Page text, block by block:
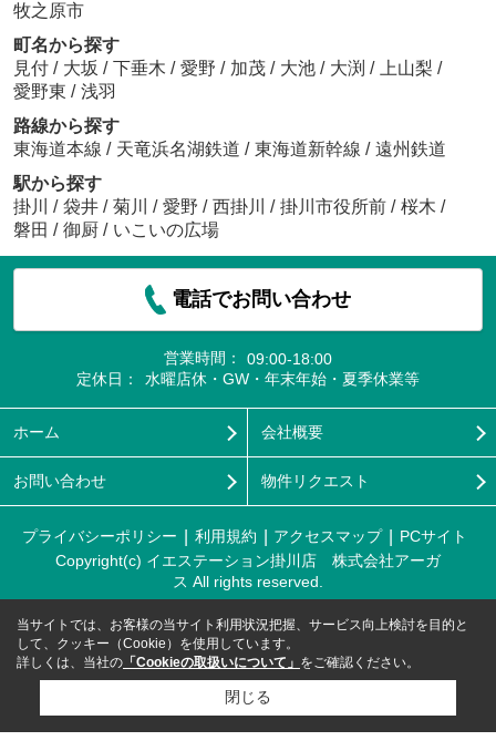
牧之原市
町名から探す
見付 / 大坂 / 下垂木 / 愛野 / 加茂 / 大池 / 大渕 / 上山梨 /
愛野東 / 浅羽
路線から探す
東海道本線 / 天竜浜名湖鉄道 / 東海道新幹線 / 遠州鉄道
駅から探す
掛川
/ 袋井 / 菊川 / 愛野 / 西掛川 / 掛川市役所前 / 桜木 /
磐田 / 御厨 / いこいの広場
電話でお問い合わせ
営業時間：
09:00-18:00
定休日：
水曜店休・GW・年末年始・夏季休業等
ホーム 会社概要
お問い合わせ 物件リクエスト
プライバシーポリシー 利用規約 アクセスマップ
PCサイト
Copyright(c) イエステーション掛川店 株式会社アーガ
ス All rights reserved.
当サイトでは、お客様の当サイト利用状況把握、サービス向上検討を目的と
して、クッキー（Cookie）を使用しています。
詳しくは、当社の 「Cookieの取扱いについて」 をご確認ください。
閉じる